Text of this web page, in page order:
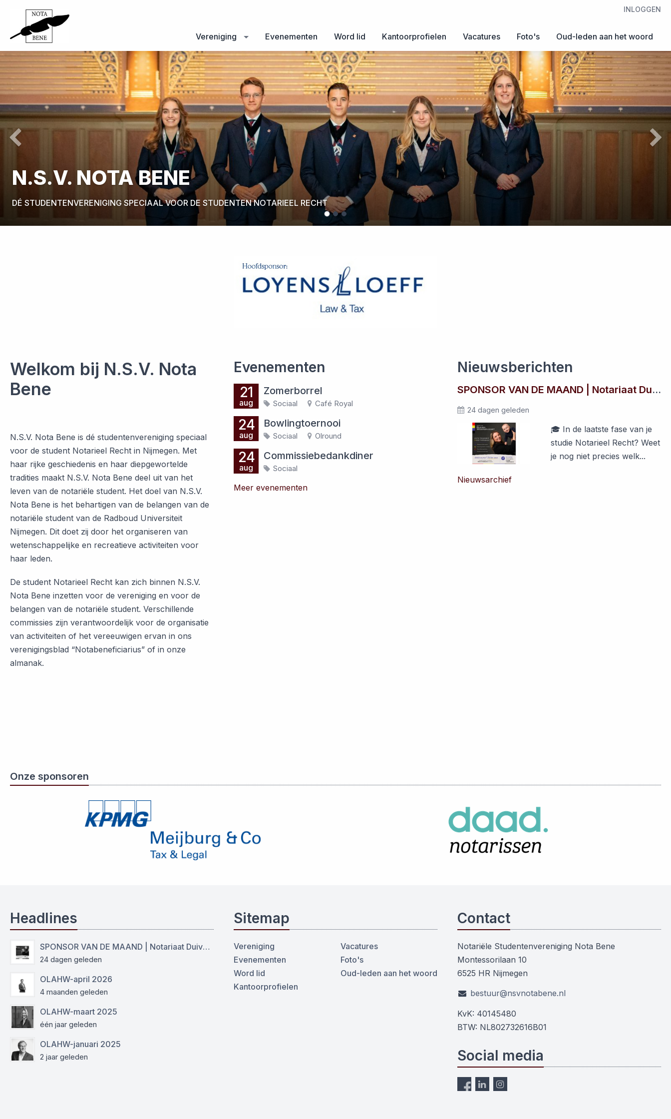
INLOGGEN
Vereniging Evenementen Word lid Kantoorprofielen Vacatures Foto's Oud-leden aan het woord
N.S.V. NOTA BENE
DÉ STUDENTENVERENIGING SPECIAAL VOOR DE STUDENTEN NOTARIEEL RECHT
Previous Next
Welkom bij N.S.V. Nota
Bene
N.S.V. Nota Bene is dé studentenvereniging speciaal
voor de student Notarieel Recht in Nijmegen. Met
haar rijke geschiedenis en haar diepgewortelde
tradities maakt N.S.V. Nota Bene deel uit van het
leven van de notariële student. Het doel van N.S.V.
Nota Bene is het behartigen van de belangen van de
notariële student van de Radboud Universiteit
Nijmegen. Dit doet zij door het organiseren van
wetenschappelijke en recreatieve activiteiten voor
haar leden.
De student Notarieel Recht kan zich binnen N.S.V.
Nota Bene inzetten voor de vereniging en voor de
belangen van de notariële student. Verschillende
commissies zijn verantwoordelijk voor de organisatie
van activiteiten of het vereeuwigen ervan in ons
verenigingsblad “Notabeneficiarius” of in onze
almanak.
Evenementen
21
aug
Zomerborrel
Sociaal Café Royal
24
aug
Bowlingtoernooi
Sociaal Olround
24
aug
Commissiebedankdiner
Sociaal
Meer evenementen
Nieuwsberichten
SPONSOR VAN DE MAAND | Notariaat Duiven Westervoort
24 dagen geleden
🎓 In de laatste fase van je
studie Notarieel Recht? Weet
je nog niet precies welk...
Nieuwsarchief
Onze sponsoren
Headlines
SPONSOR VAN DE MAAND | Notariaat Duiven Westervoort
24 dagen geleden
OLAHW-april 2026
4 maanden geleden
OLAHW-maart 2025
één jaar geleden
OLAHW-januari 2025
2 jaar geleden
Sitemap
Vereniging
Evenementen
Word lid
Kantoorprofielen
Vacatures
Foto's
Oud-leden aan het woord
Contact
Notariële Studentenvereniging Nota Bene
Montessorilaan 10
6525 HR Nijmegen
bestuur@nsvnotabene.nl
KvK: 40145480
BTW: NL802732616B01
Social media